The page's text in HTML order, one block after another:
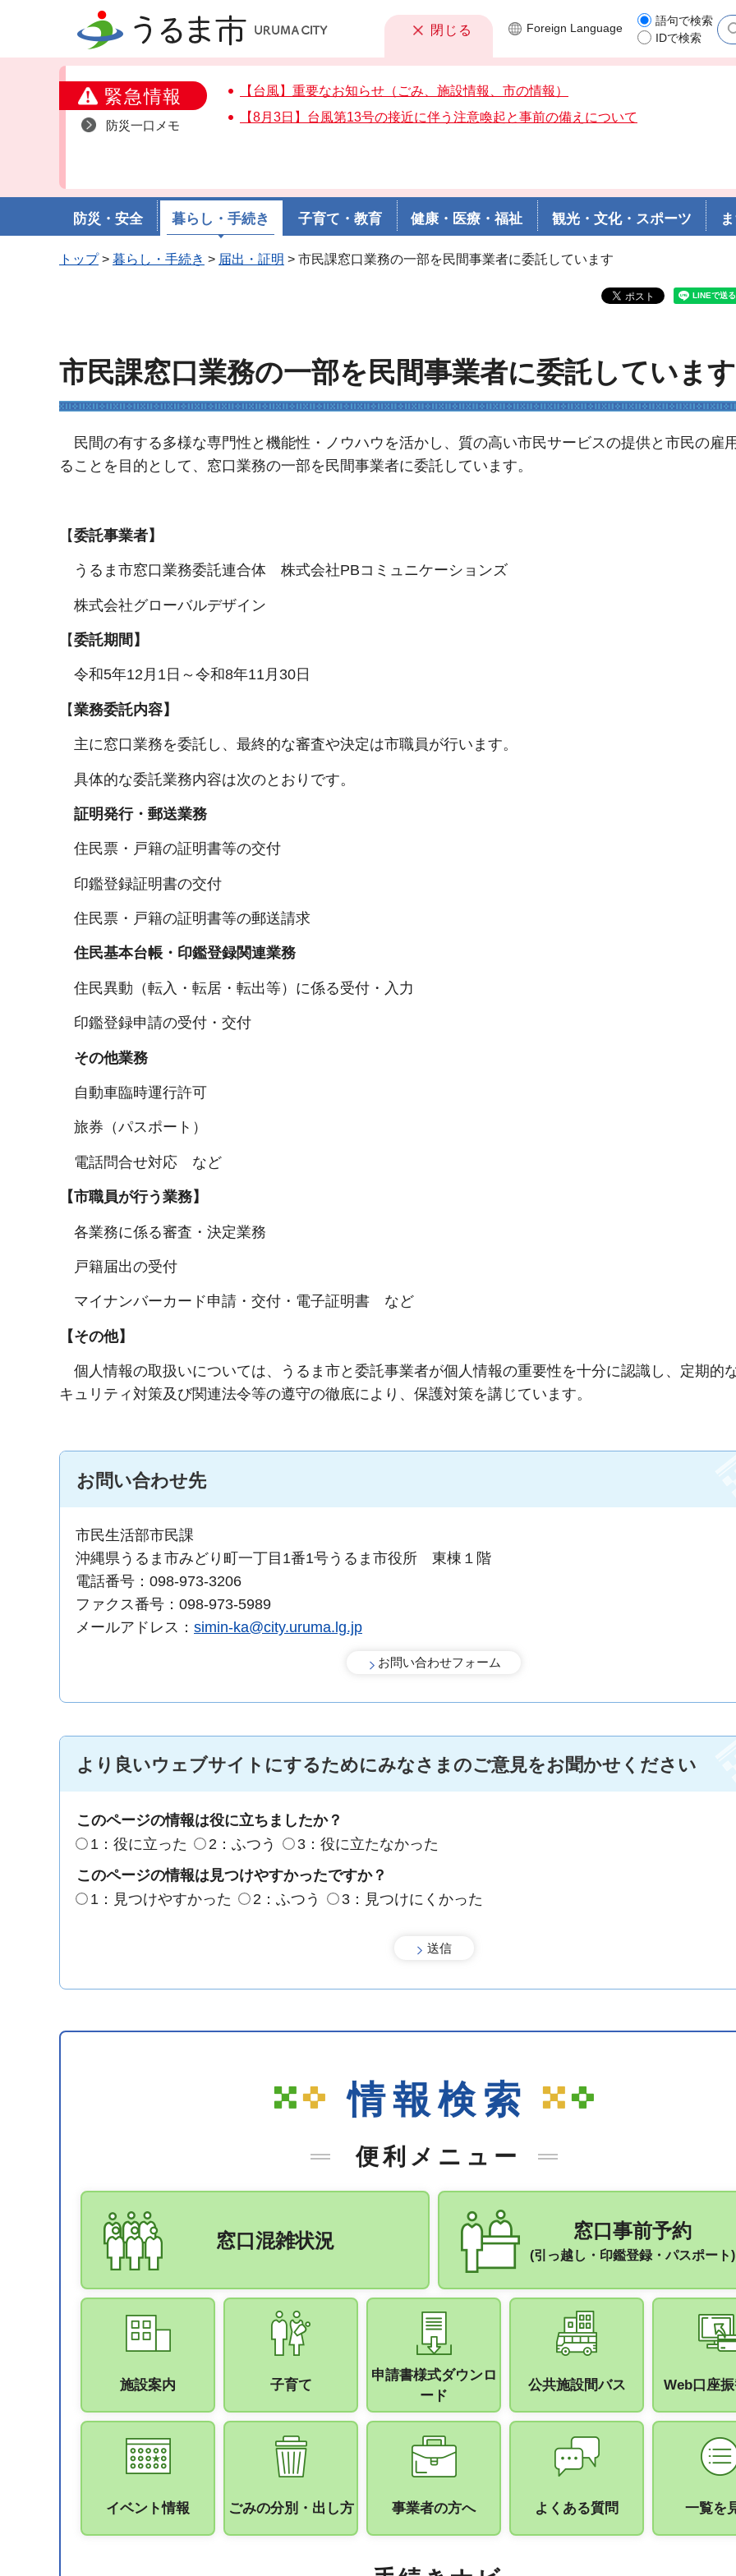
うるま市 閉じる
緊急情報
防災一口メモ
【台風】重要なお知らせ（ごみ、施設情報、市の情報）
【8月3日】台風第13号の接近に伴う注意喚起と事前の備えについて
Foreign Language
語句で検索
IDで検索
防災・安全 暮らし・手続き 子育て・教育 健康・医療・福祉 観光・文化・スポーツ
トップ> 暮らし・手続き > 届出・証明 > 市民課窓口業務の一部を民間事業者に委託しています
市民課窓口業務の一部を民間事業者に委託しています
民間の有する多様な専門性と機能性・ノウハウを活かし、質の高い市民サービスの提供と市民の雇
ることを目的として、窓口業務の一部を民間事業者に委託しています。
【委託事業者】
うるま市窓口業務委託連合体 株式会社PBコミュニケーションズ
株式会社グローバルデザイン
【委託期間】
令和5年12月1日～令和8年11月30日
【業務委託内容】
主に窓口業務を委託し、最終的な審査や決定は市職員が行います。
具体的な委託業務内容は次のとおりです。
証明発行・郵送業務
住民票・戸籍の証明書等の交付
印鑑登録証明書の交付
住民票・戸籍の証明書等の郵送請求
住民基本台帳・印鑑登録関連業務
住民異動（転入・転居・転出等）に係る受付・入力
印鑑登録申請の受付・交付
その他業務
自動車臨時運行許可
旅券（パスポート）
電話問合せ対応 など
【市職員が行う業務】
各業務に係る審査・決定業務
戸籍届出の受付
マイナンバーカード申請・交付・電子証明書 など
【その他】
個人情報の取扱いについては、うるま市と委託事業者が個人情報の重要性を十分に認識し、定期的
キュリティ対策及び関連法令等の遵守の徹底により、保護対策を講じています。
お問い合わせ先
市民生活部市民課
沖縄県うるま市みどり町一丁目1番1号うるま市役所 東棟１階
電話番号：098-973-3206
ファクス番号：098-973-5989
メールアドレス： simin-ka@city.uruma.lg.jp
より良いウェブサイトにするためにみなさまのご意見をお聞かせください
このページの情報は役に立ちましたか？
1：役に立った
2：ふつう
3：役に立たなかった
このページの情報は見つけやすかったですか？
1：見つけやすかった
2：ふつう 3：見つけにくかった
情報検索
便利メニュー
窓口混雑状況 窓口事前予約
(引っ越し・印鑑登録・パスポート)
施設案内 子育て
申請書様式ダウンロ
ード
公共施設間バス Web口座
イベント情報 ごみの分別・出し方 事業者の方へ よくある質問 一覧を